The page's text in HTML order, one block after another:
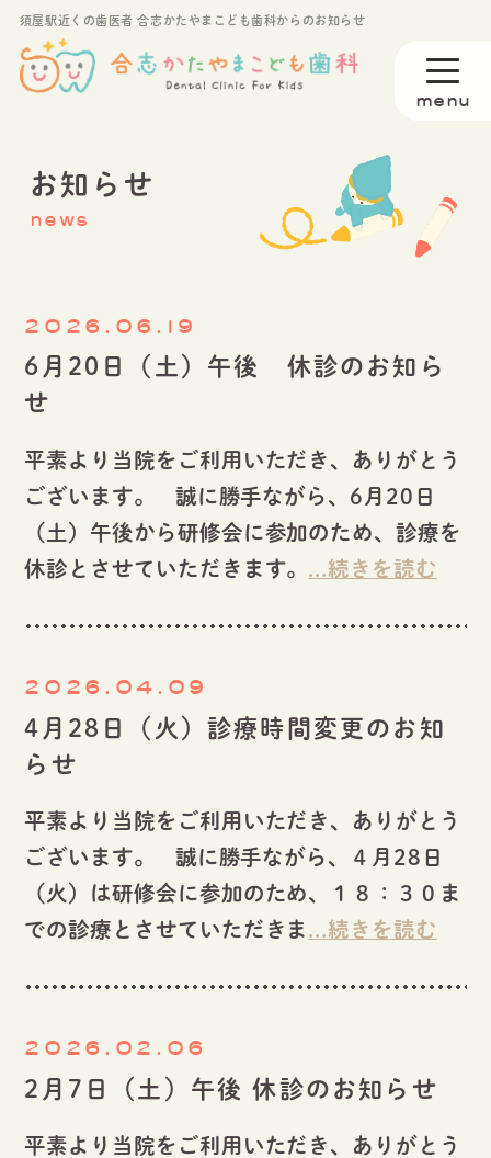
須屋駅近くの歯医者 合志かたやまこども歯科からのお知らせ
お知らせ
news
2026.06.19
6月20日（土）午後 休診のお知ら
せ
平素より当院をご利用いただき、ありがとう
ございます。 誠に勝手ながら、6月20日
（土）午後から研修会に参加のため、診療を
休診とさせていただきます。
...続きを読む
2026.04.09
4月28日（火）診療時間変更のお知
らせ
平素より当院をご利用いただき、ありがとう
ございます。 誠に勝手ながら、４月28日
（火）は研修会に参加のため、１８：３０ま
での診療とさせていただきま ...続きを読む
2026.02.06
2月7日（土）午後 休診のお知らせ
平素より当院をご利用いただき、ありがとう